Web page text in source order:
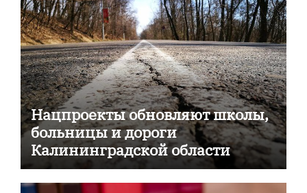
Нацпроекты обновляют школы,
больницы и дороги
Калининградской области